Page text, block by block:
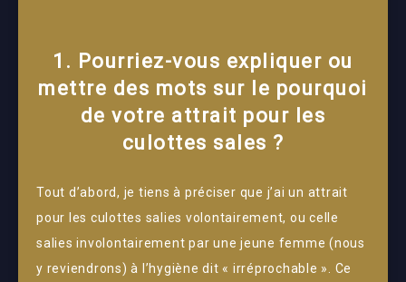
1. Pourriez-vous expliquer ou
mettre des mots sur le pourquoi
de votre attrait pour les
culottes sales ?
Tout d’abord, je tiens à préciser que j’ai un attrait
pour les culottes salies volontairement, ou celle
salies involontairement par une jeune femme (nous
y reviendrons) à l’hygiène dit « irréprochable ». Ce